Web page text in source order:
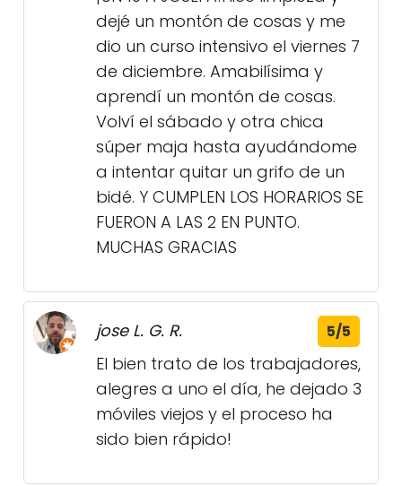
dejé un montón de cosas y me
dio un curso intensivo el viernes 7
de diciembre. Amabilísima y
aprendí un montón de cosas.
Volví el sábado y otra chica
súper maja hasta ayudándome
a intentar quitar un grifo de un
bidé. Y CUMPLEN LOS HORARIOS SE
FUERON A LAS 2 EN PUNTO.
MUCHAS GRACIAS
jose L. G. R. 5/5
El bien trato de los trabajadores,
alegres a uno el día, he dejado 3
móviles viejos y el proceso ha
sido bien rápido!